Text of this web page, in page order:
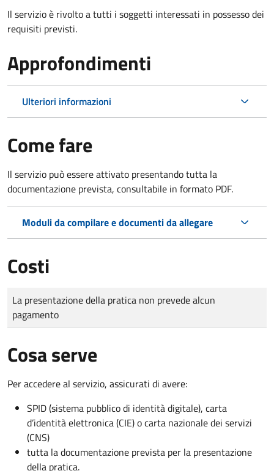
Il servizio è rivolto a tutti i soggetti interessati in possesso dei
requisiti previsti.
Approfondimenti
Ulteriori informazioni
Come fare
Il servizio può essere attivato presentando tutta la
documentazione prevista, consultabile in formato PDF.
Moduli da compilare e documenti da allegare
Costi
Tipo di pagamento
Importo
La presentazione della pratica non prevede alcun
pagamento
Cosa serve
Per accedere al servizio, assicurati di avere:
SPID (sistema pubblico di identità digitale), carta
d’identità elettronica (CIE) o carta nazionale dei servizi
(CNS)
tutta la documentazione prevista per la presentazione
della pratica.